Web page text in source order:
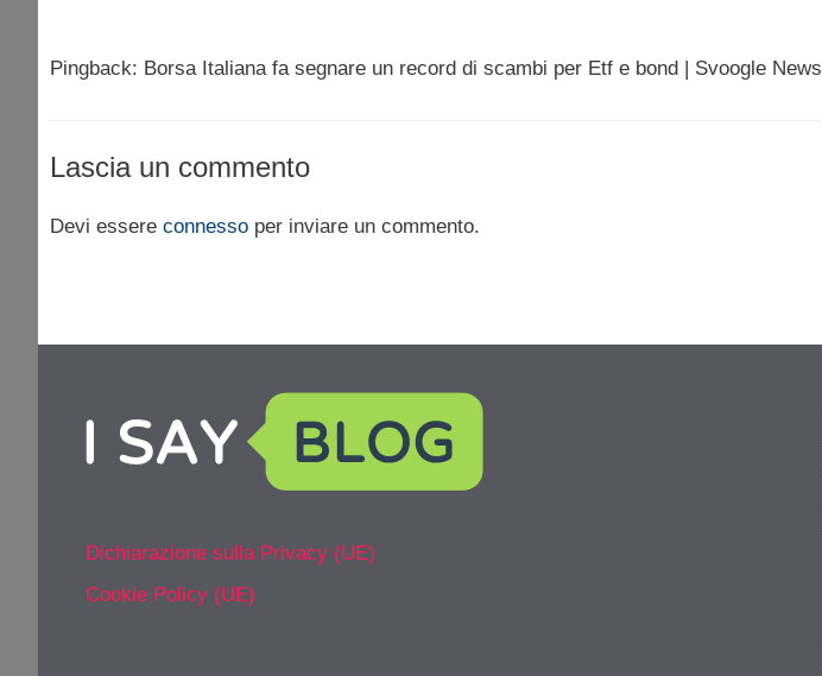
Pingback: Borsa Italiana fa segnare un record di scambi per Etf e bond | Svoogle News
Lascia un commento
Devi essere connesso per inviare un commento.
Dichiarazione sulla Privacy (UE)
Cookie Policy (UE)